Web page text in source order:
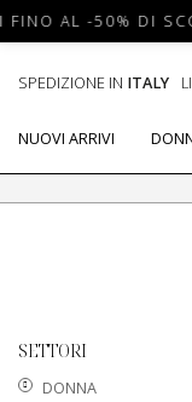
FINO AL -50% DI
SPEDIZIONE IN ITALY
NUOVI ARRIVI
SETTORI
DONNA